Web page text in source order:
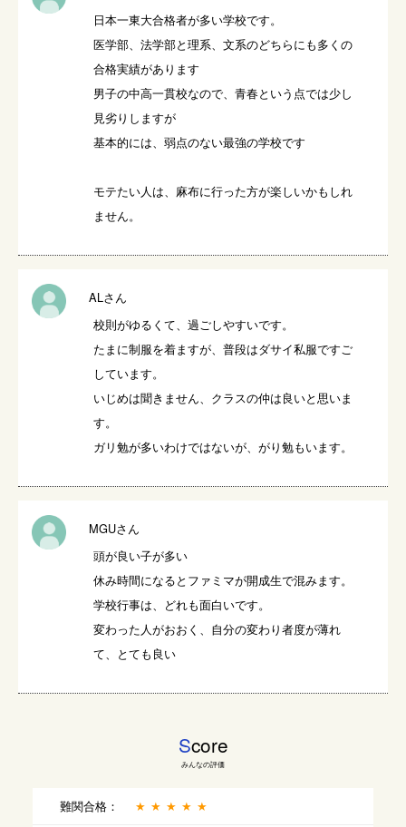
日本一東大合格者が多い学校です。
医学部、法学部と理系、文系のどちらにも多くの
合格実績があります
男子の中高一貫校なので、青春という点では少し
見劣りしますが
基本的には、弱点のない最強の学校です
モテたい人は、麻布に行った方が楽しいかもしれ
ません。
ALさん
校則がゆるくて、過ごしやすいです。
たまに制服を着ますが、普段はダサイ私服ですご
しています。
いじめは聞きません、クラスの仲は良いと思いま
す。
ガリ勉が多いわけではないが、がり勉もいます。
MGUさん
頭が良い子が多い
休み時間になるとファミマが開成生で混みます。
学校行事は、どれも面白いです。
変わった人がおおく、自分の変わり者度が薄れ
て、とても良い
Score
みんなの評価
難関合格： ★★★★★